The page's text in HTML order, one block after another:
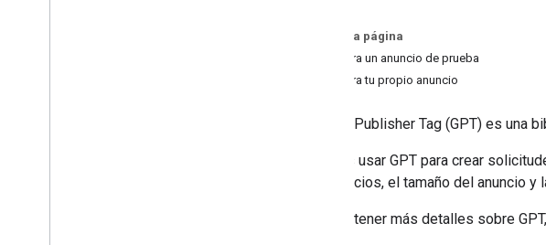
En esta página
Muestra un anuncio de prueba
Muestra tu propio anuncio
Google Publisher Tag (GPT) es una
Puedes usar GPT para crear
de anuncios, el tamaño del anuncio
Para obtener más detalles sobre